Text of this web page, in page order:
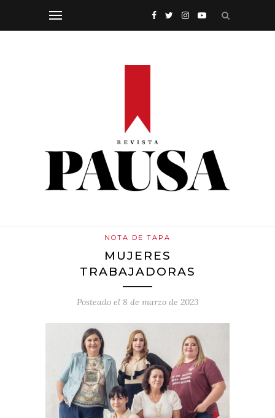
NOTA DE TAPA
MUJERES
TRABAJADORAS
Posteado el 8 de marzo de 2023